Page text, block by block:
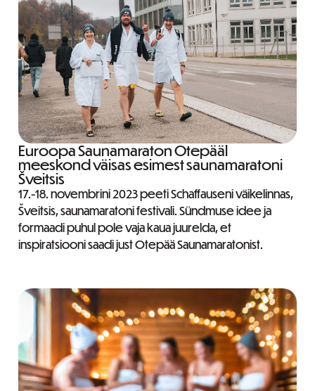
Euroopa Saunamaraton Otepääl
meeskond väisas esimest saunamaratoni
Šveitsis
17.-18. novembrini 2023 peeti Schaffauseni väikelinnas,
Šveitsis, saunamaratoni festivali. Sündmuse idee ja
formaadi puhul pole vaja kaua juurelda, et
inspiratsiooni saadi just Otepää Saunamaratonist.